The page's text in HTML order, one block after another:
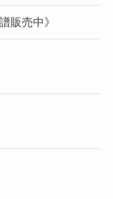
販売中》